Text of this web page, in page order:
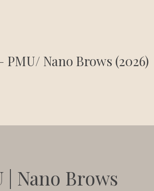
PMU/ Nano Brows (2026)
| Nano Brows